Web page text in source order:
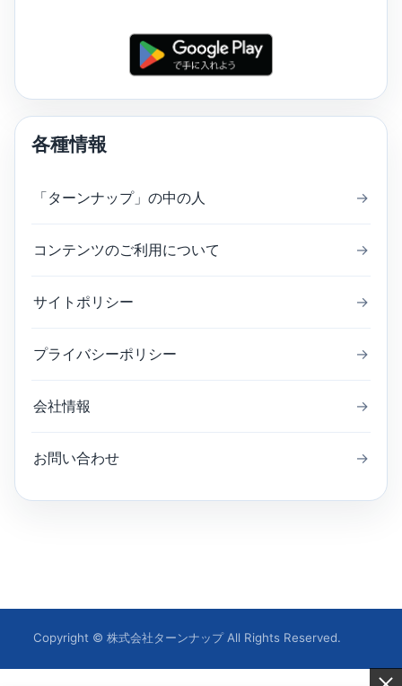
各種情報
「ターンナップ」の中の人 →
コンテンツのご利用について →
サイトポリシー →
プライバシーポリシー →
会社情報 →
お問い合わせ →
Copyright © 株式会社ターンナップ All Rights Reserved.